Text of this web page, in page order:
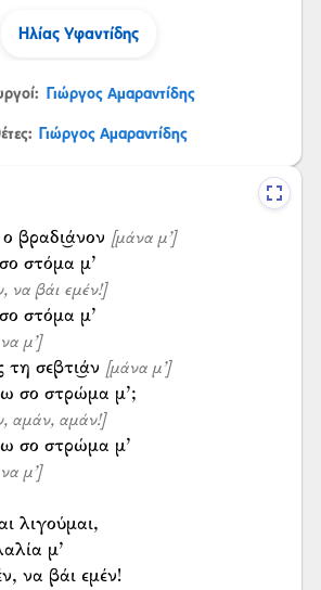
Ηλίας Υφαντίδης
Γιώργος Αμαραντίδης
Γιώργος Αμαραντίδης
βραδι͜άνον [μάνα μ’]
να βάι εμέν!]
μ’]
τη σεβτι͜άν [μάνα μ’]
αμάν, αμάν!]
μ’]
λιγούμαι,
μ’
να βάι εμέν!